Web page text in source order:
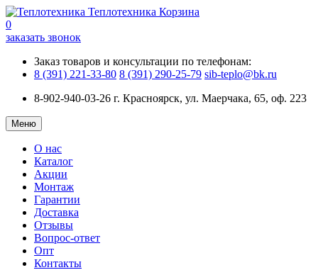
Теплотехника Корзина
0
заказать звонок
Заказ товаров и консультации по телефонам:
8 (391) 221-33-80 8 (391) 290-25-79 sib-teplo@bk.ru
8-902-940-03-26 г. Красноярск, ул. Маерчака, 65, оф. 223
Меню
О нас
Каталог
Акции
Монтаж
Гарантии
Доставка
Отзывы
Вопрос-ответ
Опт
Контакты